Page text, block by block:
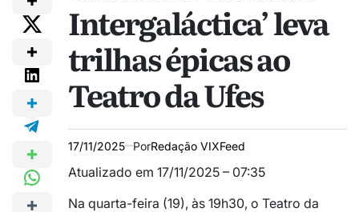
Intergaláctica’ leva
trilhas épicas ao
Teatro da Ufes
17/11/2025 PorRedação VIXFeed
Atualizado em 17/11/2025 – 07:35
Na quarta-feira (19), às 19h30, o Teatro da